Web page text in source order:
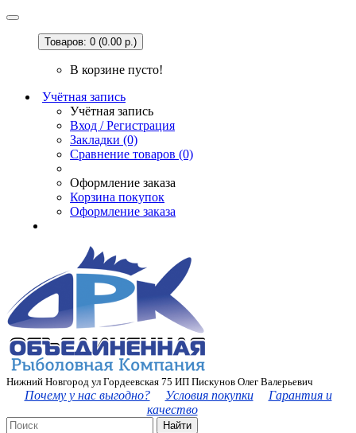
Товаров: 0 (0.00 р.)
В корзине пусто!
Учётная запись
Учётная запись
Вход / Регистрация
Закладки (0)
Сравнение товаров (0)
Оформление заказа
Корзина покупок
Оформление заказа
Нижний Новгород ул Гордеевская 75 ИП Пискунов Олег Валерьевич
Почему у нас выгодно? Условия покупки
Гарантия и
качество
Найти